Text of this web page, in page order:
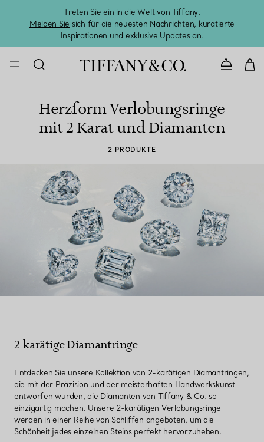
Treten Sie ein in die Welt von Tiffany.
Melden Sie sich für die neuesten Nachrichten, kuratierte
Inspirationen und exklusive Updates an.
Herzform Verlobungsringe
mit 2 Karat und Diamanten
2 PRODUKTE
2-karätige Diamantringe
Entdecken Sie unsere Kollektion von 2-karätigen Diamantringen,
die mit der Präzision und der meisterhaften Handwerkskunst
entworfen wurden, die Diamanten von Tiffany & Co. so
einzigartig machen. Unsere 2-karätigen Verlobungsringe
werden in einer Reihe von Schliffen angeboten, um die
Schönheit jedes einzelnen Steins perfekt hervorzuheben.